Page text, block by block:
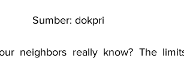
Sumber: dokpri
neighbors really know? The